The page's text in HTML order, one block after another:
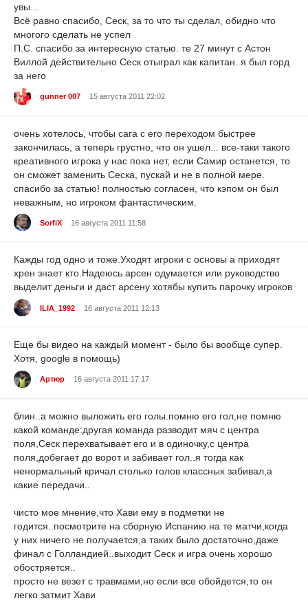
увы...
Всё равно спасибо, Сеск, за то что ты сделал, обидно что
многого сделать не успел
П.С. спасибо за интересную статью. те 27 минут с Астон
Виллой действительно Сеск отыграл как капитан. я был горд
за него
gunner 007 15 августа 2011 22:02
очень хотелось, чтобы сага с его переходом быстрее
закончилась, а теперь грустно, что он ушел... все-таки такого
креативного игрока у нас пока нет, если Самир останется, то
он сможет заменить Сеска, пускай и не в полной мере.
спасибо за статью! полностью согласен, что кэпом он был
неважным, но игроком фантастическим.
SorfiX 16 августа 2011 11:58
Кажды год одно и тоже.Уходят игроки с основы а приходят
хрен знает кто.Надеюсь арсен одумается или руководство
выделит деньги и даст арсену хотябы купить парочку игроков
ILIA_1992 16 августа 2011 12:13
Еще бы видео на каждый момент - было бы вообще супер.
Хотя, google в помощь)
Артюр 16 августа 2011 17:17
блин..а можно выложить его голы.помню его гол,не помню
какой команде:другая команда разводит мяч с центра
поля,Сеск перехватывает его и в одиночку,с центра
поля,добегает до ворот и забивает гол..я тогда как
ненормальный кричал.столько голов классных забивал,а
какие передачи..
чисто мое мнение,что Хави ему в подметки не
годится..посмотрите на сборную Испанию.на те матчи,когда
у них ничего не получается,а таких было достаточно,даже
финал с Голландией..выходит Сеск и игра очень хорошо
обостряется..
просто не везет с травмами,но если все обойдется,то он
легко затмит Хави